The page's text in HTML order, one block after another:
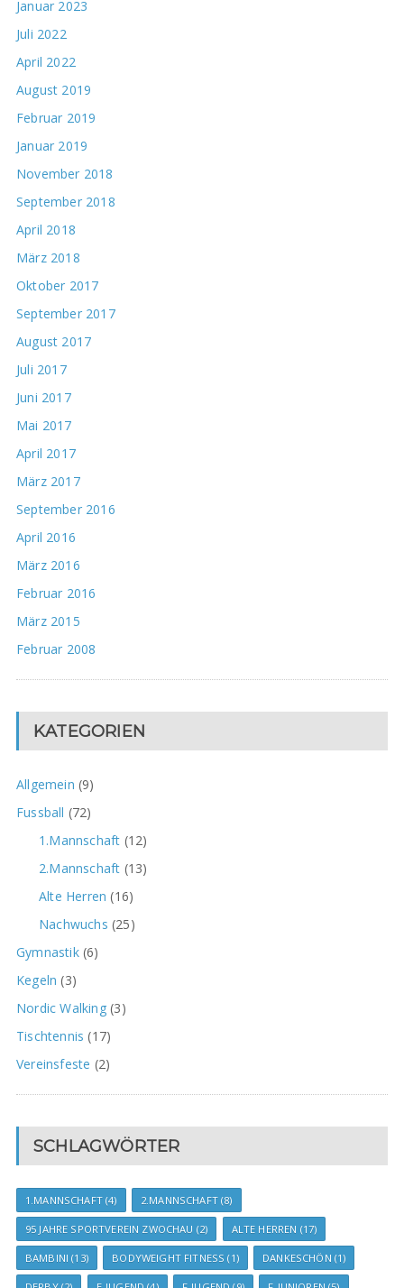
Januar 2023
Juli 2022
April 2022
August 2019
Februar 2019
Januar 2019
November 2018
September 2018
April 2018
März 2018
Oktober 2017
September 2017
August 2017
Juli 2017
Juni 2017
Mai 2017
April 2017
März 2017
September 2016
April 2016
März 2016
Februar 2016
März 2015
Februar 2008
KATEGORIEN
Allgemein (9)
Fussball (72)
1.Mannschaft (12)
2.Mannschaft (13)
Alte Herren (16)
Nachwuchs (25)
Gymnastik(6)
Kegeln (3)
Nordic Walking(3)
Tischtennis (17)
Vereinsfeste (2)
SCHLAGWÖRTER
1.MANNSCHAFT(4) 2.MANNSCHAFT(8)
95 JAHRE SPORTVEREIN ZWOCHAU (2) ALTE HERREN (17)
BAMBINI (13) BODYWEIGHT FITNESS (1) DANKESCHÖN (1)